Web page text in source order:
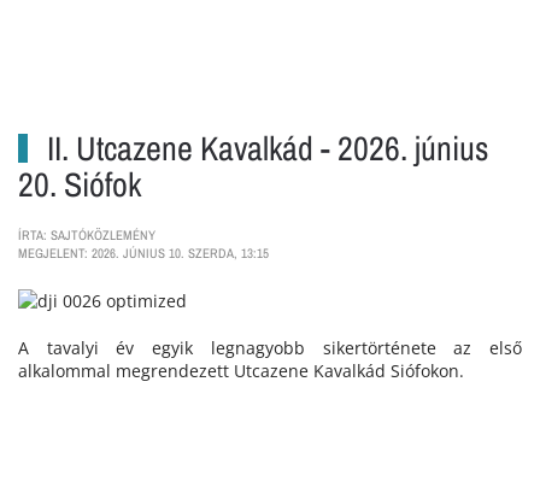
II. Utcazene Kavalkád - 2026. június
20. Siófok
ÍRTA: SAJTÓKÖZLEMÉNY
MEGJELENT: 2026. JÚNIUS 10. SZERDA, 13:15
A tavalyi év egyik legnagyobb sikertörténete az első
alkalommal megrendezett Utcazene Kavalkád Siófokon.